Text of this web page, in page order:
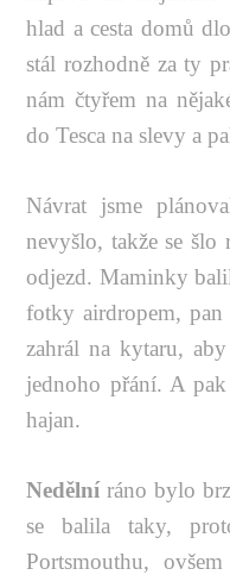
hlad a cesta domů
stál rozhodně za ty
nám čtyřem na
do Tesca na slevy a
Návrat jsme
nevyšlo, takže se
odjezd. Maminky
fotky airdropem,
zahrál na kytaru,
jednoho přání. A
hajan.
Nedělníráno bylo
se balila taky,
Portsmouthu,